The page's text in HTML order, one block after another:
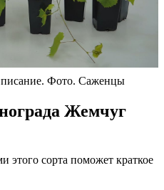
Фото. Саженцы
Жемчуг
этого сорта поможет краткое